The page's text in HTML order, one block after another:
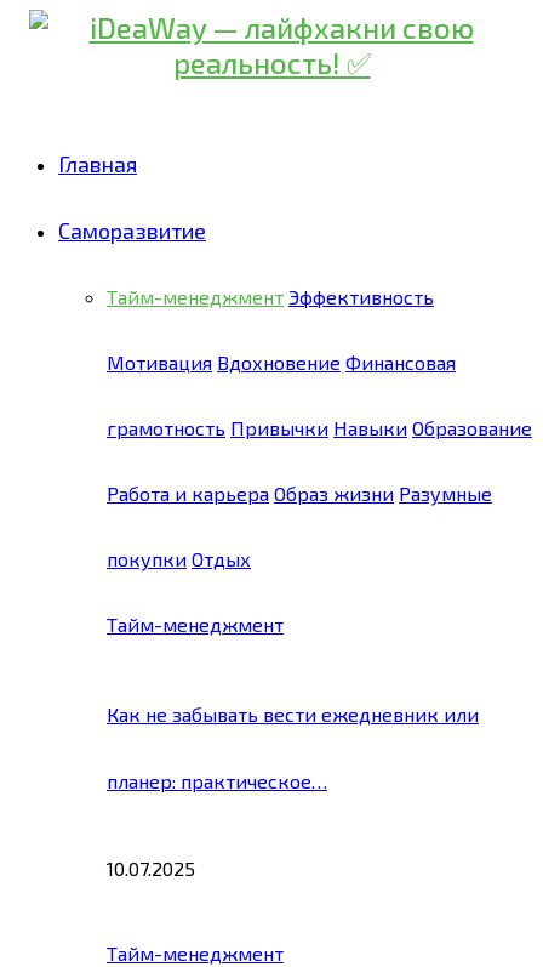
Главная
Саморазвитие
Тайм-менеджмент Эффективность
Мотивация Вдохновение Финансовая
грамотность Привычки Навыки Образование
Работа и карьера Образ жизни Разумные
покупки Отдых
Тайм-менеджмент
Как не забывать вести ежедневник или
планер: практическое…
10.07.2025
Тайм-менеджмент